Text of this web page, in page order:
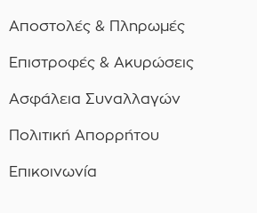
Αποστολές & Πληρωμές
Επιστροφές & Ακυρώσεις
Ασφάλεια Συναλλαγών
Πολιτική Απορρήτου
Επικοινωνία